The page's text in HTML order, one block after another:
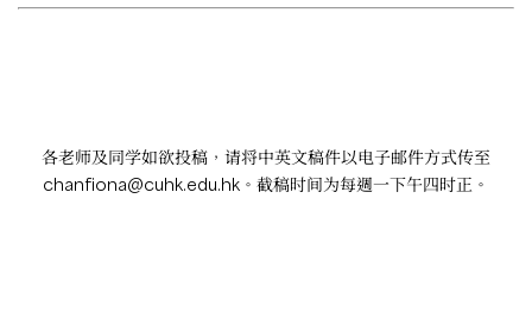
各老师及同学如欲投稿，请将中英文稿件以电子邮件方式传至
chanfiona@cuhk.edu.hk 。截稿时间为每週一下午四时正。